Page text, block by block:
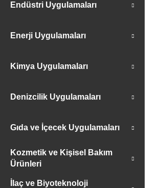
Endüstri Uygulamaları
Enerji Uygulamaları
Kimya Uygulamaları
Denizcilik Uygulamaları
Gıda ve İçecek Uygulamaları
Kozmetik ve Kişisel Bakım
Ürünleri
İlaç ve Biyoteknoloji